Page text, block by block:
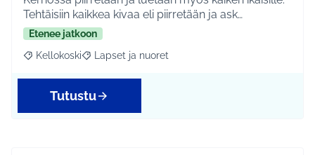
Tehtäisiin kaikkea kivaa eli piirretään ja ask…
Etenee jatkoon
Rajaa tulokset aihepiirin mukaan: Kellokoski
Kellokoski Rajaa tulokset teeman mukaan: Lapset ja nuoret
Lapset ja nuoret
Tutustu